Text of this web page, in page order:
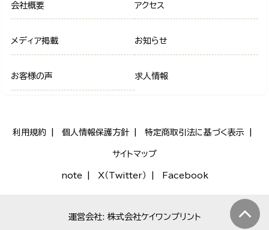
会社概要 アクセス
メディア掲載 お知らせ
お客様の声 求人情報
利用規約 個人情報保護方針 特定商取引法に基づく表示
サイトマップ
note X（Twitter） Facebook
運営会社: 株式会社ケイワンプリント